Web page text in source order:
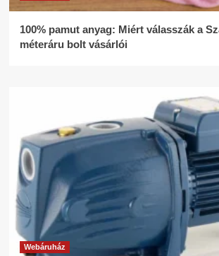
100% pamut anyag: Miért válasszák a
méteráru bolt vásárlói
Webáruház